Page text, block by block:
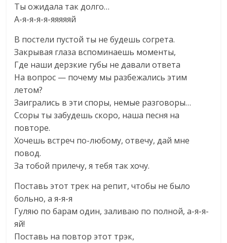
Ты ожидала так долго…
А-я-я-я-я-яяяяяй
В постели пустой ты не будешь согрета.
Закрывая глаза вспоминаешь моменты,
Где наши дерзкие губы не давали ответа
На вопрос — почему мы разбежались этим
летом?
Заигрались в эти споры, немые разговоры…
Ссоры ты забудешь скоро, наша песня на
повторе.
Хочешь встреч по-любому, отвечу, дай мне
повод.
За тобой прилечу, я тебя так хочу.
Поставь этот трек на репит, чтобы не было
больно, а я-я-я
Гуляю по барам один, заливаю по полной, а-я-я-
яй!
Поставь на повтор этот трэк,